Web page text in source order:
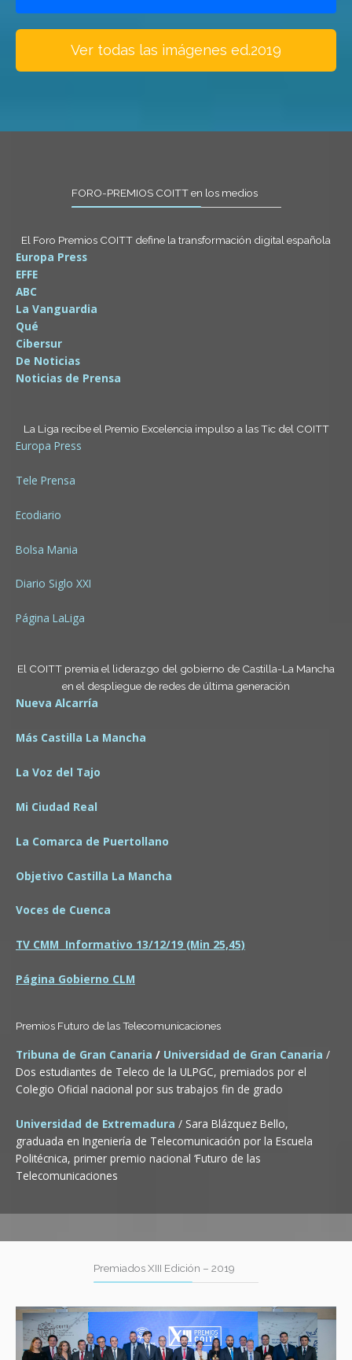
Ver todas las imágenes ed.2019
FORO-PREMIOS COITT en los medios
El Foro Premios COITT define la transformación digital española
Europa Press
EFFE
ABC
La Vanguardia
Qué
Cibersur
De Noticias
Noticias de Prensa
La Liga recibe el Premio Excelencia impulso a las Tic del COITT
Europa Press
Tele Prensa
Ecodiario
Bolsa Mania
Diario Siglo XXI
Página LaLiga
El COITT premia el liderazgo del gobierno de Castilla-La Mancha
en el despliegue de redes de última generación
Nueva Alcarría
Más Castilla La Mancha
La Voz del Tajo
Mi Ciudad Real
La Comarca de Puertollano
Objetivo Castilla La Mancha
Voces de Cuenca
TV CMM Informativo 13/12/19 (Min 25,45)
Página Gobierno CLM
Premios Futuro de las Telecomunicaciones
Tribuna de Gran Canaria / Universidad de Gran Canaria /
Dos estudiantes de Teleco de la ULPGC, premiados por el
Colegio Oficial nacional por sus trabajos fin de grado
Universidad de Extremadura / Sara Blázquez Bello,
graduada en Ingeniería de Telecomunicación por la Escuela
Politécnica, primer premio nacional ‘Futuro de las
Telecomunicaciones
Premiados XIII Edición – 2019